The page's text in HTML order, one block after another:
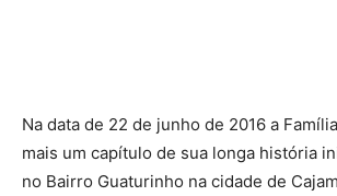
Na data de 22 de junho de 2016 a
mais um capítulo de sua longa história
no Bairro Guaturinho na cidade de